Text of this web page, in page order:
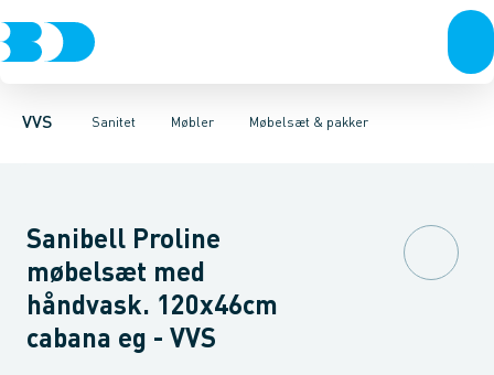
VVS Sanitet
Rør & fittingsPressfittings & rørKuglehaner & ventiler
Møbler
Toiletter, sæder og cisterner VaskeArmaturer
Møbelsæt & pakker
Møbelsæt & pakkerUnderskabeHøjskabeOverskabe
Sanibell Proline
møbelsæt med
håndvask. 120x46cm
cabana eg - VVS